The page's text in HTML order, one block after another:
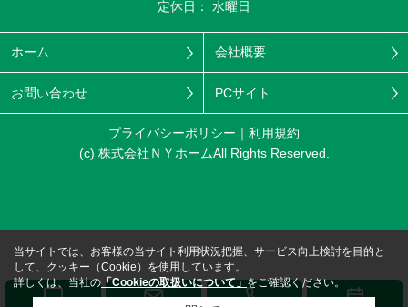
定休日： 水曜日
ホーム 会社概要
お問い合わせ PCサイト
プライバシーポリシー
利用規約
(c) 株式会社ＮＹホームAll Rights Reserved.
当サイトでは、お客様の当サイト利用状況把握、サービス向上検討を目的と
して、クッキー（Cookie）を使用しています。
詳しくは、当社の 「Cookieの取扱いについて」をご確認ください。